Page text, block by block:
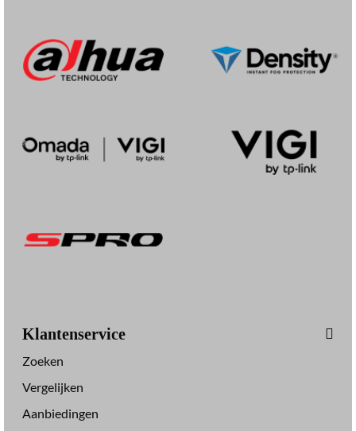
Klantenservice
Zoeken
Vergelijken
Aanbiedingen